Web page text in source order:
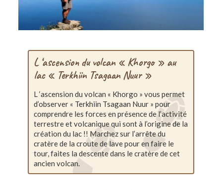
L ‘ascension du volcan « Khorgo » au
lac « Terkhiin Tsagaan Nuur »
L ‘ascension du volcan « Khorgo » vous permet
d’observer « Terkhiin Tsagaan Nuur » pour
comprendre les forces en présence de l’activité
terrestre et volcanique qui sont à l’origine de la
création du lac !! Marchez sur l’arrête du
cratère de la croute de lave pour en faire le
tour, faites la descente dans le cratère de cet
ancien volcan.